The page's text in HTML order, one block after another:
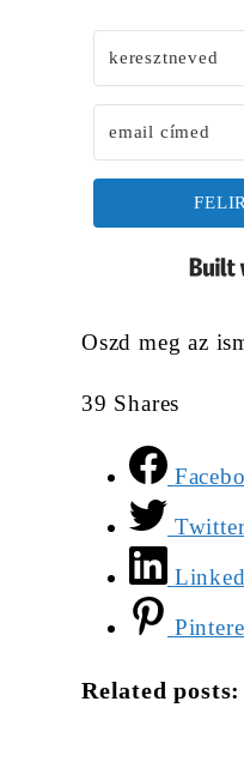
Oszd meg az
39 Shares
Related posts: